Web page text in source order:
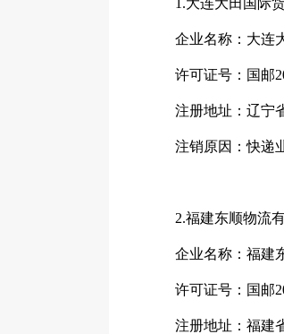
1.大连大田国际货
企业名称：大连
许可证号：国邮
注册地址：辽宁省
注销原因：快递
2.福建东顺物流有
企业名称：福建
许可证号：国邮
注册地址：福建省